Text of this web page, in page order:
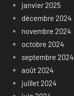
janvier 2025
décembre 2024
novembre 2024
octobre 2024
septembre 2024
août 2024
juillet 2024